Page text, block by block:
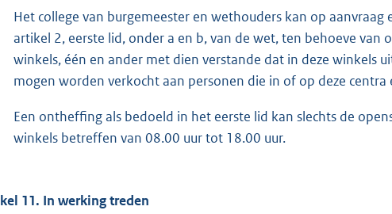
Het college van burgemeester en wethouders kan op
artikel 2, eerste lid, onder a en b, van de wet, ten behoeve van
winkels, één en ander met dien verstande dat in deze winkels
mogen worden verkocht aan personen die in of op deze
Een ontheffing als bedoeld in het eerste lid kan slechts de
winkels betreffen van 08.00 uur tot 18.00 uur.
11. In werking treden